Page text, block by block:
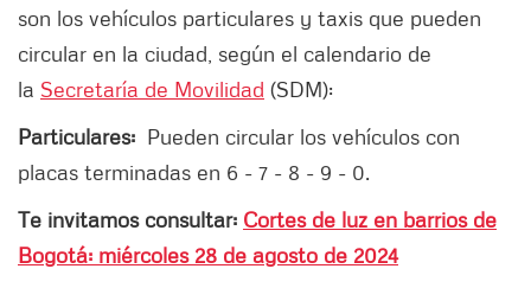
son los vehículos particulares y taxis que pueden
circular en la ciudad, según el calendario de
la Secretaría de Movilidad (SDM):
Particulares: Pueden circular los vehículos con
placas terminadas en 6 - 7 - 8 - 9 - 0.
Te invitamos consultar: Cortes de luz en barrios de
Bogotá: miércoles 28 de agosto de 2024